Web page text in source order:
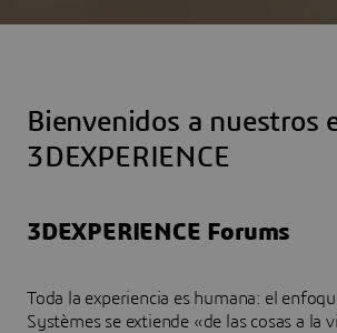
Bienvenidos a nuestros
3DEXPERIENCE
3DEXPERIENCE Forums
Toda la experiencia es humana: el
Systèmes se extiende «de las cosas a la